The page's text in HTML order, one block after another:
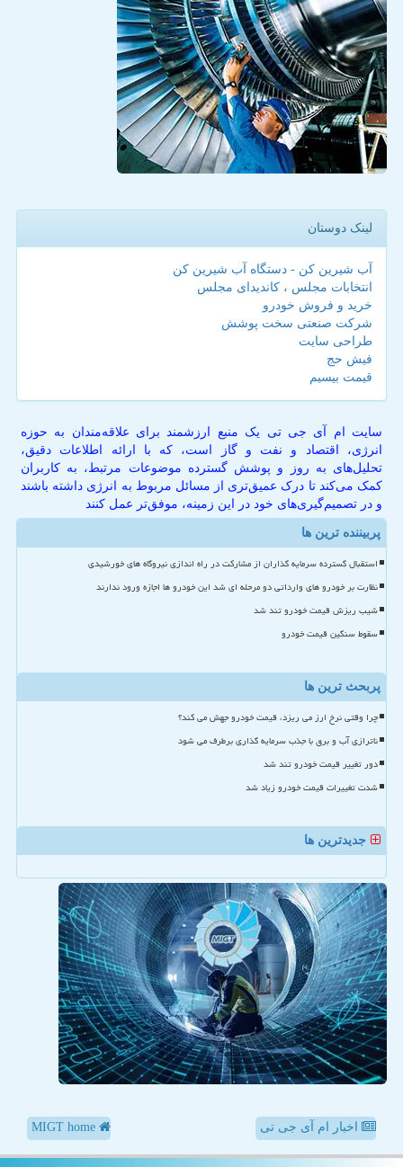
لینک دوستان
آب شیرین کن - دستگاه آب شیرین کن
انتخابات مجلس ، کاندیدای مجلس
خرید و فروش خودرو
شرکت صنعتی سخت پوشش
طراحی سایت
فیش حج
قیمت بیسیم
سایت ام آی جی تی یک منبع ارزشمند برای علاقه‌مندان به حوزه
انرژی، اقتصاد و نفت و گاز است، که با ارائه اطلاعات دقیق،
تحلیل‌های به روز و پوشش گسترده موضوعات مرتبط، به کاربران
کمک می‌کند تا درک عمیق‌تری از مسائل مربوط به انرژی داشته باشند
و در تصمیم‌گیری‌های خود در این زمینه، موفق‌تر عمل کنند
پربیننده ترین ها
استقبال گسترده سرمایه گذاران از مشارکت در راه اندازی نیروگاه های خورشیدی
نظارت بر خودرو های وارداتی دو مرحله ای شد این خودرو ها اجازه ورود ندارند
شیب ریزش قیمت خودرو تند شد
سقوط سنگین قیمت خودرو
پربحث ترین ها
چرا وقتی نرخ ارز می ریزد، قیمت خودرو جهش می کند؟
ناترازی آب و برق با جذب سرمایه گذاری برطرف می شود
دور تغییر قیمت خودرو تند شد
شدت تغییرات قیمت خودرو زیاد شد
جدیدترین ها
اخبار ام آی جی تی